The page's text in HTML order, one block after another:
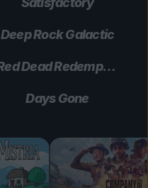
Deep Rock Galactic
Red Dead Redemption 2
Days Gone